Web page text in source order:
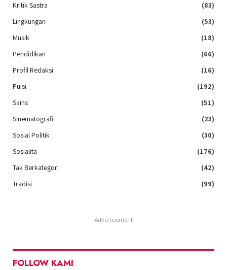
Kritik Sastra
(83)
Lingkungan
(53)
Musik
(18)
Pendidikan
(66)
Profil Redaksi
(16)
Puisi
(192)
Sains
(51)
Sinematografi
(23)
Sosial Politik
(30)
Sosialita
(176)
Tak Berkategori
(42)
Tradisi
(99)
Advertisement
FOLLOW KAMI